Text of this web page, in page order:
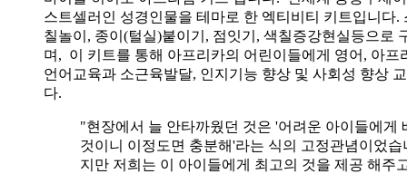
스트셀러인 성경인물을 테마로 한 엑티비티 키트입니다.
칠놀이, 종이(털실)붙이기, 점잇기, 색칠증강현실등으로
며, 이 키트를 통해 아프리카의 어린이들에게 영어, 아프
언어교육과 소근육발달, 인지기능 향상 및 사회성 향상
다.
"현장에서 늘 안타까웠던 것은 '어려운 아이들에게
것이니 이정도면 충분해'라는 식의 고정관념이었습
지만 저희는 이 아이들에게 최고의 것을 제공 해주